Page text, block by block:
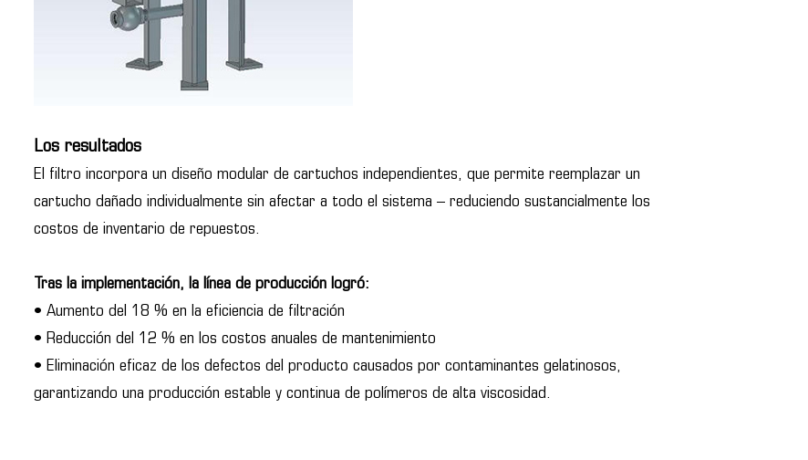
Los resultados
El filtro incorpora un diseño modular de cartuchos independientes, que permite reemplazar un
cartucho dañado individualmente sin afectar a todo el sistema – reduciendo sustancialmente los
costos de inventario de repuestos.
Tras la implementación, la línea de producción logró:
• Aumento del 18 % en la eficiencia de filtración
• Reducción del 12 % en los costos anuales de mantenimiento
• Eliminación eficaz de los defectos del producto causados por contaminantes gelatinosos,
garantizando una producción estable y continua de polímeros de alta viscosidad.